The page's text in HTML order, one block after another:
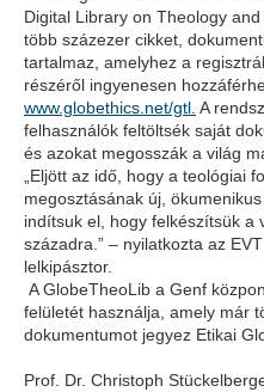
Digital Library on Theology
több százezer cikket,
tartalmaz, amelyhez a
részéről ingyenesen
www.globethics.net/gtl. A
felhasználók feltöltsék saját
és azokat megosszák a világ
„Eljött az idő, hogy a teológiai
megosztásának új,
indítsuk el, hogy felkészítsük a
századra.” – nyilatkozta az
lelkipásztor.
A GlobeTheoLib a Genf
felületét használja, amely már
dokumentumot jegyez Etikai
Prof. Dr. Christoph